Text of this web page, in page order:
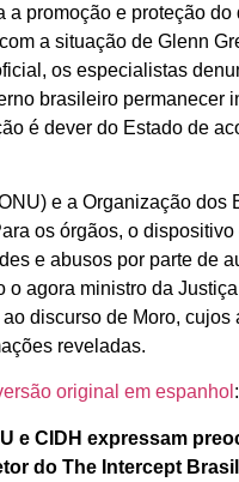
promoção e proteção
a situação de Glenn
os especialistas
brasileiro permanecer
é dever do Estado de
e a Organização dos
os órgãos, o
e abusos por parte de
agora ministro da
discurso de Moro,
reveladas.
original em espanhol :
e CIDH expressam
do The Intercept